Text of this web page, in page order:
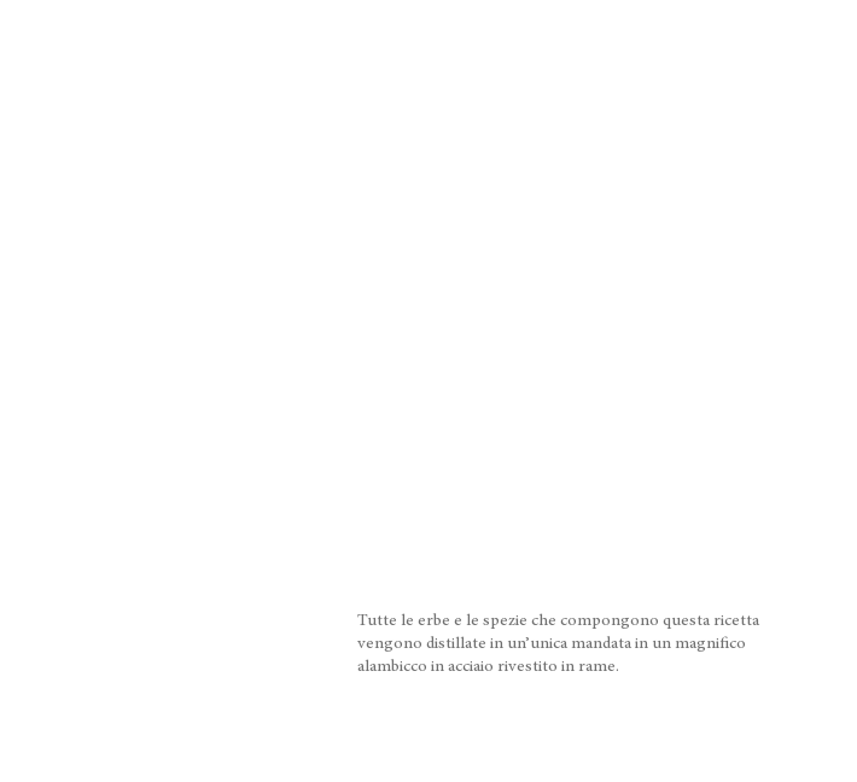
Tutte le erbe e le spezie che compongono questa ricetta
vengono distillate in un’unica mandata in un magnifico
alambicco in acciaio rivestito in rame.